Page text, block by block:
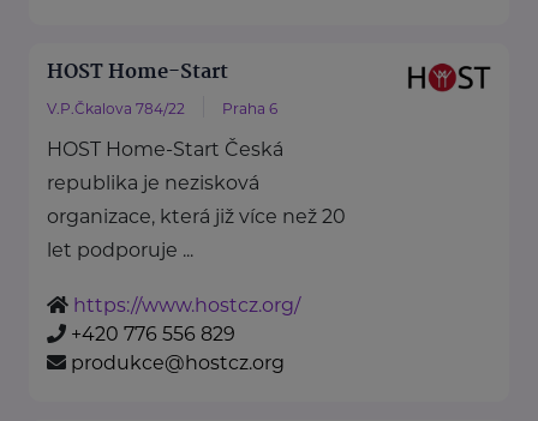
HOST Home-Start
V.P.Čkalova 784/22 Praha 6
HOST Home-Start Česká
republika je nezisková
organizace, která již více než 20
let podporuje ...
https://www.hostcz.org/
+420 776 556 829
produkce@hostcz.org